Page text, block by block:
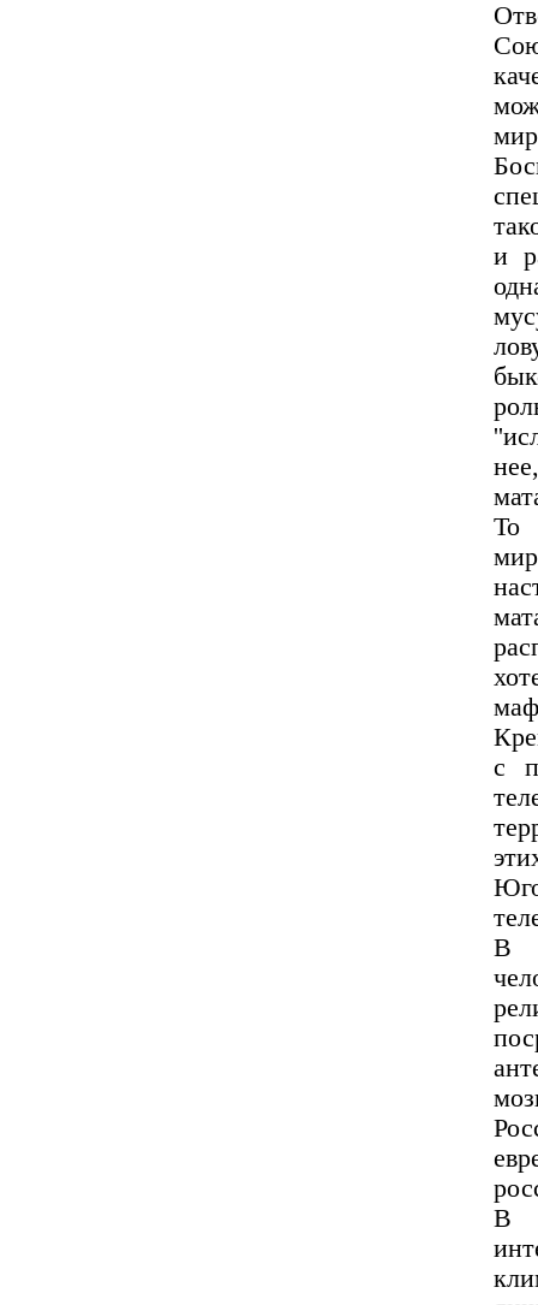
и
То
с
В
В